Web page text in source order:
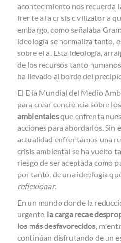
acontecimiento nos recuerda
frente a la crisis civilizatoria
embargo, como señalaba
ideología se normaliza tanto,
sobre ella. Esta ideología,
de los recursos tanto
ha llevado al borde del
El Día Mundial del Medio
para crear conciencia sobre los
ambientalesque enfrenta
acciones para abordarlos. Sin
actualidad enfrentamos una
crisis ambiental se ha vuelto
riesgo de ser aceptada como
por tanto, de una ideología
reflexionar.
En un mundo donde la
urgente, la carga recae
los más desfavorecidos,
continúan disfrutando de un